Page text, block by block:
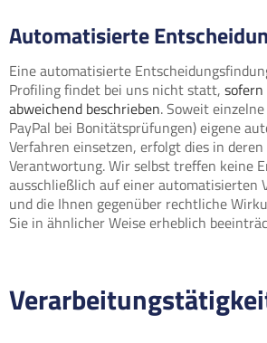
Automatisierte
Eine automatisierte
Profiling findet bei uns nicht statt,
abweichend beschrieben. Soweit
PayPal bei Bonitätsprüfungen) eigene
Verfahren einsetzen, erfolgt dies in
Verantwortung. Wir selbst treffen keine
ausschließlich auf einer automatisierten
und die Ihnen gegenüber rechtliche
Sie in ähnlicher Weise erheblich